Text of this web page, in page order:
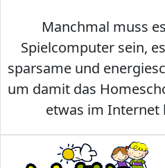
Manchmal muss
Spielcomputer sein,
sparsame und
um damit das
etwas im Internet